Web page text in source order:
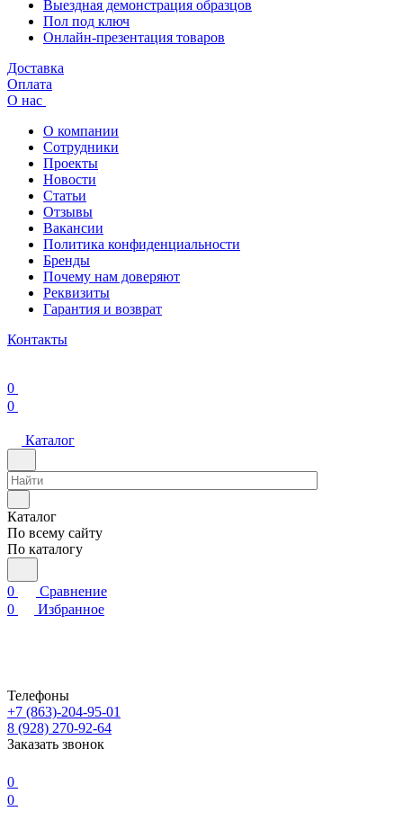
Выездная демонстрация образцов
Пол под ключ
Онлайн-презентация товаров
Доставка
Оплата
О нас
О компании
Сотрудники
Проекты
Новости
Статьи
Отзывы
Вакансии
Политика конфиденциальности
Бренды
Почему нам доверяют
Реквизиты
Гарантия и возврат
Контакты
0
0
Каталог
Каталог
По всему сайту
По каталогу
0
Сравнение
0
Избранное
Телефоны
+7 (863)-204-95-01
8 (928) 270-92-64
Заказать звонок
0
0